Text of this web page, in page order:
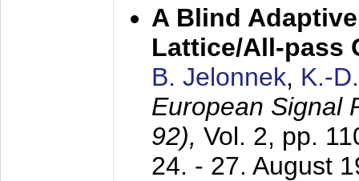
A Blind
Lattice/All-pass
B. Jelonnek, K.-
European Signal
92), Vol. 2, pp.
24. - 27. August